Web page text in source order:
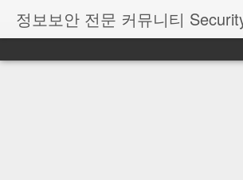
정보보안 전문 커뮤니티